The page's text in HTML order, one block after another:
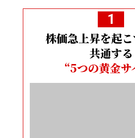
1
株価急上昇を起
共通する
“5つの黄金サ